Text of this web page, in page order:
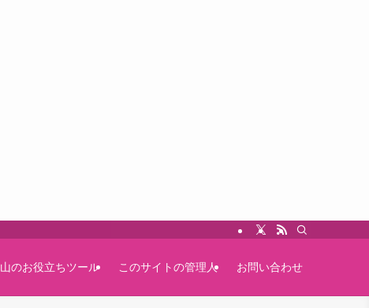
山のお役立ちツール このサイトの管理人 お問い合わせ